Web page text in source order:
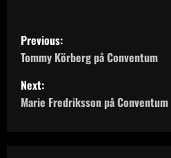
P
o
s
Previous:
Tommy Körberg på Conventum
Next:
Marie Fredriksson på Conventum